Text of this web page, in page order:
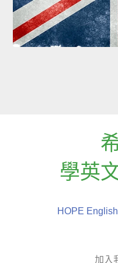
學英
HOPE
加入